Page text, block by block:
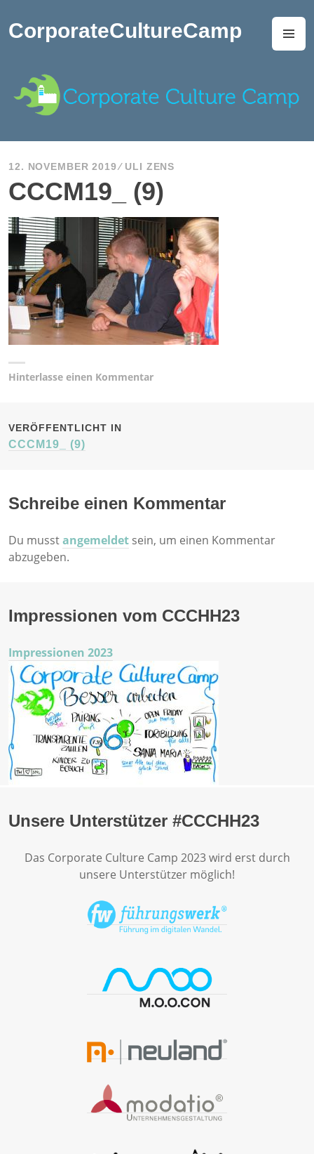
Inhalt
springen
CorporateCultureCamp
12. NOVEMBER 2019 ULI ZENS
CCCM19_ (9)
Hinterlasse einen Kommentar
BEITRAGSNAVIGATION
VERÖFFENTLICHT IN
CCCM19_ (9)
Schreibe einen Kommentar
Du musstangemeldet sein, um einen Kommentar
abzugeben.
Impressionen vom CCCHH23
Impressionen 2023
Unsere Unterstützer #CCCHH23
Das Corporate Culture Camp 2023 wird erst durch
unsere Unterstützer möglich!